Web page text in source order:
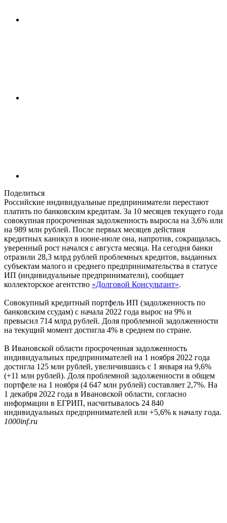
Поделиться
Российские индивидуальные предприниматели перестают
платить по банковским кредитам. За 10 месяцев текущего года
совокупная просроченная задолженность выросла на 3,6% или
на 989 млн рублей. После первых месяцев действия
кредитных каникул в июне-июле она, напротив, сокращалась,
уверенный рост начался с августа месяца. На сегодня банки
отразили 28,3 млрд рублей проблемных кредитов, выданных
субъектам малого и среднего предпринимательства в статусе
ИП (индивидуальные предприниматели), сообщает
коллекторское агентство «Долговой Консультант».
Совокупный кредитный портфель ИП (задолженность по
банковским ссудам) с начала 2022 года вырос на 9% и
превысил 714 млрд рублей. Доля проблемной задолженности
на текущий момент достигла 4% в среднем по стране.
В Ивановской области просроченная задолженность
индивидуальных предпринимателей на 1 ноября 2022 года
достигла 125 млн рублей, увеличившись с 1 января на 9,6%
(+11 млн рублей). Доля проблемной задолженности в общем
портфеле на 1 ноября (4 647 млн рублей) составляет 2,7%. На
1 декабря 2022 года в Ивановской области, согласно
информации в ЕГРИП, насчитывалось 24 840
индивидуальных предпринимателей или +5,6% к началу года.
1000inf.ru